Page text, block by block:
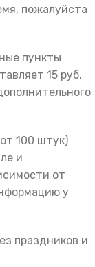
пожалуйста
пункты
15 руб.
100 штук)
и
от
у
праздников и